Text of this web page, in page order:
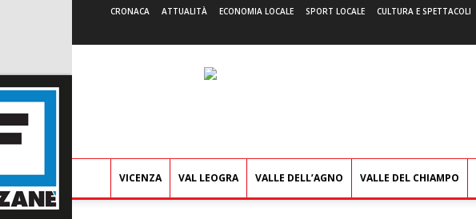
CRONACA ATTUALITÀ ECONOMIA LOCALE SPORT LOCALE CULTURA E SPETTACOLI
VICENZA VAL LEOGRA VALLE DELL’AGNO VALLE DEL CHIAMPO